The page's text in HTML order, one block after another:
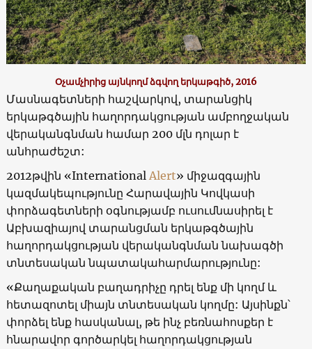
Օչամչիրից այնկողմ ձգվող երկաթգիծ, 2016
Մասնագետների հաշվարկով, տարանցիկ
երկաթգծային հաղորդակցության ամբողջական
վերականգնման համար 200 մլն դոլար է
անհրաժեշտ:
2012թվին «InternationalAlert» միջազգային
կազմակեպությունը Հարավային Կովկասի
փորձագետների օգնությամբ ուսումնասիրել է
Աբխազիայով տարանցման երկաթգծային
հաղորդակցության վերականգնման նախագծի
տնտեսական նպատակահարմարությունը:
«Քաղաքական բաղադրիչը դրել ենք մի կողմ և
հետազոտել միայն տնտեսական կողմը: Այսինքն՝
փորձել ենք հասկանալ, թե ինչ բեռնահոսքեր է
հնարավոր գործարկել հաղորդակցության